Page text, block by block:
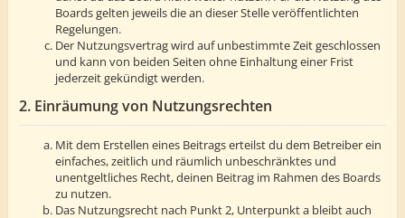
Boards gelten jeweils die an dieser Stelle veröffentlichten
Regelungen.
Der Nutzungsvertrag wird auf unbestimmte Zeit geschlossen
und kann von beiden Seiten ohne Einhaltung einer Frist
jederzeit gekündigt werden.
2. Einräumung von Nutzungsrechten
Mit dem Erstellen eines Beitrags erteilst du dem Betreiber ein
einfaches, zeitlich und räumlich unbeschränktes und
unentgeltliches Recht, deinen Beitrag im Rahmen des Boards
zu nutzen.
Das Nutzungsrecht nach Punkt 2, Unterpunkt a bleibt auch